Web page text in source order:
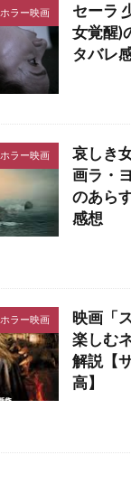
ホラー映画
セーラ
女覚醒)
タバレ
ホラー映画
哀しき
画ラ・
のあら
感想
ホラー映画
映画「
楽しむ
解説【
高】